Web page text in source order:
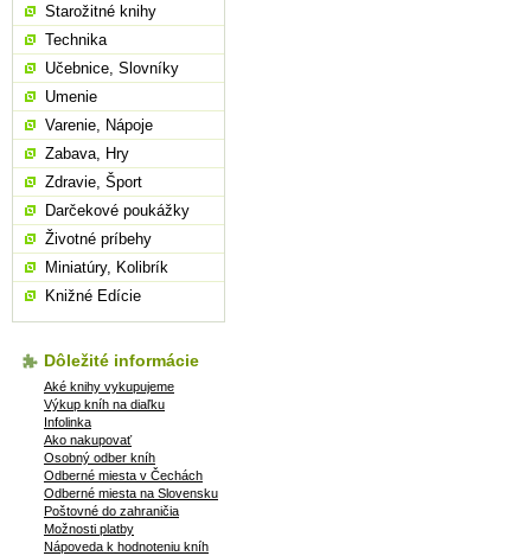
Starožitné knihy
Technika
Učebnice, Slovníky
Umenie
Varenie, Nápoje
Zabava, Hry
Zdravie, Šport
Darčekové poukážky
Životné príbehy
Miniatúry, Kolibrík
Knižné Edície
Dôležité informácie
Aké knihy vykupujeme
Výkup kníh na diaľku
Infolinka
Ako nakupovať
Osobný odber kníh
Odberné miesta v Čechách
Odberné miesta na Slovensku
Poštovné do zahraničia
Možnosti platby
Nápoveda k hodnoteniu kníh